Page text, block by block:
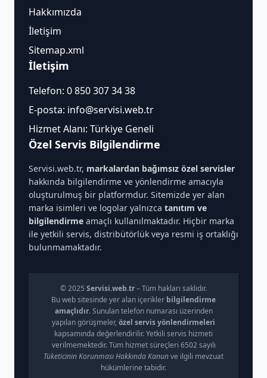
Hakkımızda
İletişim
Sitemap.xml
İletişim
Telefon: 0 850 307 34 38
E-posta: info@servisi.web.tr
Hizmet Alanı: Türkiye Geneli
Özel Servis Bilgilendirme
Servisi.web.tr, markalardan bağımsız özel servisler
hakkında bilgilendirme ve yönlendirme amacıyla
oluşturulmuş bir platformdur. Sitemizde yer alan
marka isimleri ve logolar yalnızca tanıtım ve
bilgilendirme amaçlı kullanılmaktadır. Hiçbir marka
ile yetkili servis, distribütörlük veya resmi iş ortaklığı
bulunmamaktadır.
© 2025 Servisi.web.tr– Tüm hakları saklıdır.
Bu web sitesinde yer alan içerikler bilgilendirme
amaçlıdır. Sunulan telefon numarası üzerinden
yapılan görüşmeler, özel servis yönlendirmeleri
kapsamında değerlendirilir. Yetkili servis hizmeti
verilmemektedir. Tüm hizmet süreçleri 6502 sayılı
Tüketicinin Korunması Hakkında Kanunve ilgili mevzuat
hükümlerine tabidir.